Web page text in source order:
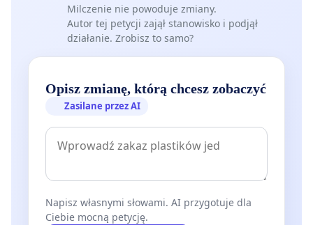
Milczenie nie powoduje zmiany.
Autor tej petycji zajął stanowisko i podjął
działanie. Zrobisz to samo?
Opisz zmianę, którą chcesz zobaczyć
Zasilane przez AI
Napisz własnymi słowami. AI przygotuje dla
Ciebie mocną petycję.